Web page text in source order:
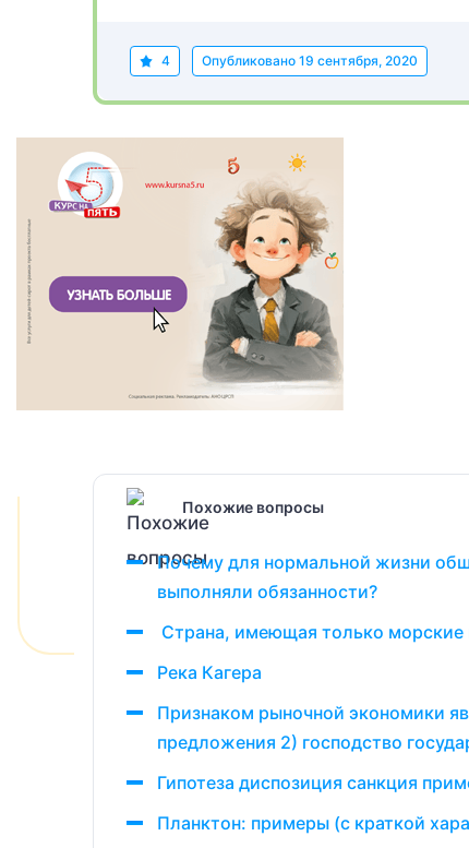
4 Опубликовано 19 сентября, 2020
Похожие вопросы
Почему для нормальной жизни
выполняли обязанности?
Страна, имеющая только морские
Река Кагера
Признаком рыночной экономики
предложения 2) господство
Гипотеза диспозиция санкция
Планктон: примеры (с краткой